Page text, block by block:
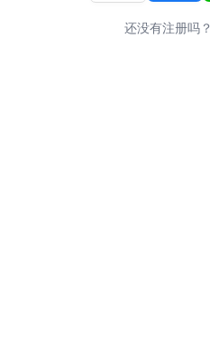
还没有注册吗？